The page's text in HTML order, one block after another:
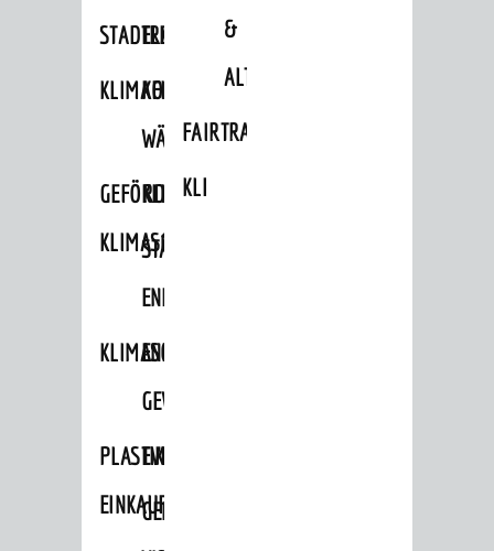
STADTRADELN
ELEKTROMOBILITÄTSBERATUNG
KLIMAFITKOMMUNALE
WÄRMEPLANUNG
GEFÖRDERTE
KLIMASCHUTZMASSNAHMEN
KLIMASCHUTZKONZEPT
STÄDTISCHES
ENERGIEMANAGEMENT
KLIMASCHUTZKOMMISSION
ENERGIEKARAWANE
GEWERBE
PLASTIKTÜTENFREIE
EINKAUFSSTADT
EVENTS
GEMEINSAME
&
ALTLASTEN
FAIRTRADE
KLEIDERTAUSCHBÖRSE